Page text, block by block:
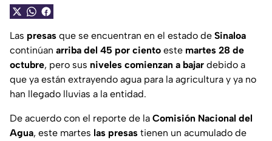
Las presas que se encuentran en el estado de Sinaloa
continúan arriba del 45 por ciento este martes 28 de
octubre, pero sus niveles comienzan a bajar debido a
que ya están extrayendo agua para la agricultura y ya no
han llegado lluvias a la entidad.
De acuerdo con el reporte de la Comisión Nacional del
Agua, este martes las presas tienen un acumulado de